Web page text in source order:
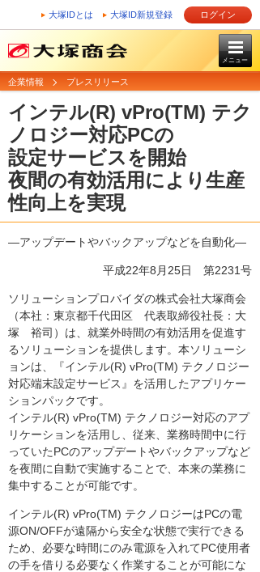
大塚IDとは 大塚ID新規登録 ログイン
メニュー
企業情報 プレスリリース
インテル(R) vPro(TM) テク
ノロジー対応PCの
設定サービスを開始
夜間の有効活用により生産
性向上を実現
―アップデートやバックアップなどを自動化―
平成22年8月25日 第2231号
ソリューションプロバイダの株式会社大塚商会
（本社：東京都千代田区 代表取締役社長：大
塚 裕司）は、就業外時間の有効活用を促進す
るソリューションを提供します。本ソリューシ
ョンは、『インテル(R) vPro(TM) テクノロジー
対応端末設定サービス』を活用したアプリケー
ションパックです。
インテル(R) vPro(TM) テクノロジー対応のアプ
リケーションを活用し、従来、業務時間中に行
っていたPCのアップデートやバックアップなど
を夜間に自動で実施することで、本来の業務に
集中することが可能です。
インテル(R) vPro(TM) テクノロジーはPCの電
源ON/OFFが遠隔から安全な状態で実行できる
ため、必要な時間にのみ電源を入れてPC使用者
の手を借りる必要なく作業することが可能にな